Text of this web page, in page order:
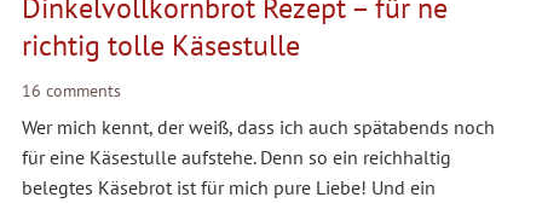
Dinkelvollkornbrot Rezept – für ne
richtig tolle Käsestulle
16 comments
Wer mich kennt, der weiß, dass ich auch spätabends noch
für eine Käsestulle aufstehe. Denn so ein reichhaltig
belegtes Käsebrot ist für mich pure Liebe! Und ein